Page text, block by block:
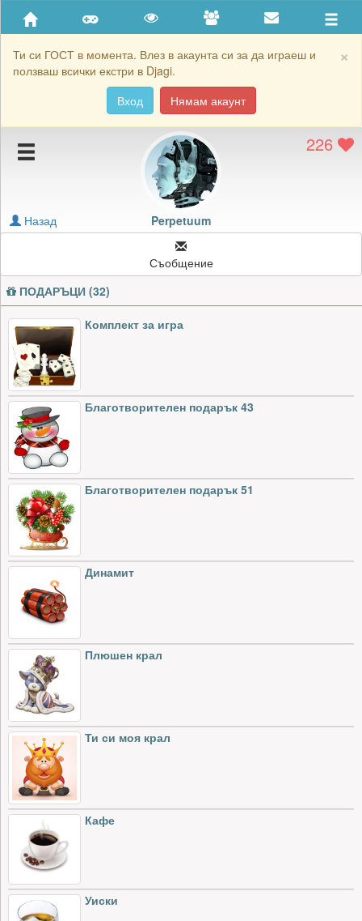
×
Ти си ГОСТ в момента. Влез в акаунта си за да играеш и
ползваш всички екстри в Djagi.
Вход
Нямам акаунт
Приятели
Хронология на игри
Подаръците на Perpetuum
Картичките на Perpetuum
Блокирай Perpetuum
226
Perpetuum
Назад
Съобщение
ПОДАРЪЦИ (32)
Комплект за игра
Благотворителен подарък 43
Благотворителен подарък 51
Динамит
Плюшен крал
Ти си моя крал
Кафе
Уиски